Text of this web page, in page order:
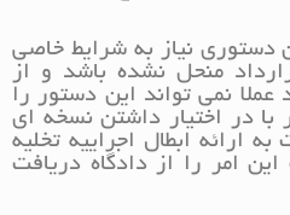
دستوری نیاز به شرایط خاصی
منحل نشده باشد و از
عملا نمی تواند این دستور را
با در اختیار داشتن نسخه ای
ارائه ابطال اجراییه تخلیه
امر را از دادگاه دریافت